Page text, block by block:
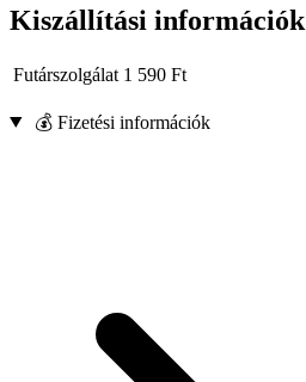
Kiszállítási információk
Futárszolgálat 1 590 Ft
💰 Fizetési információk